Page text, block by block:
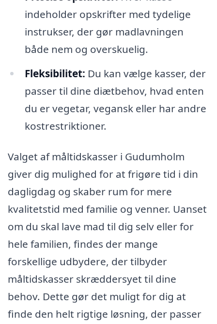
indeholder opskrifter med tydelige
instrukser, der gør madlavningen
både nem og overskuelig.
Fleksibilitet: Du kan vælge kasser, der
passer til dine diætbehov, hvad enten
du er vegetar, vegansk eller har andre
kostrestriktioner.
Valget af måltidskasser i Gudumholm
giver dig mulighed for at frigøre tid i din
dagligdag og skaber rum for mere
kvalitetstid med familie og venner. Uanset
om du skal lave mad til dig selv eller for
hele familien, findes der mange
forskellige udbydere, der tilbyder
måltidskasser skræddersyet til dine
behov. Dette gør det muligt for dig at
finde den helt rigtige løsning, der passer